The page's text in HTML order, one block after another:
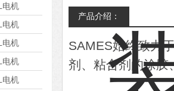
电机
电机
电机
电机
电机
产品介绍：
SAMES始终致力
剂、粘合剂的涂胶